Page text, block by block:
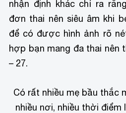
nhận định khác chỉ ra
đơn thai nên siêu âm khi
để có được hình ảnh rõ
hợp bạn mang đa thai nên
– 27.
Có rất nhiều mẹ bầu thắc
nhiều nơi, nhiều thời điểm